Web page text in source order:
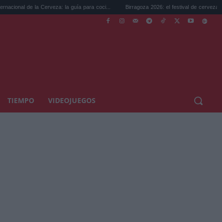
la guía para coci... Birragoza 2026: el festival de cerveza artesana de...
TIEMPO VIDEOJUEGOS